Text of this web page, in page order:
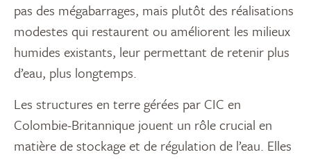
pas des mégabarrages, mais plutôt des réalisations
modestes qui restaurent ou améliorent les milieux
humides existants, leur permettant de retenir plus
d’eau, plus longtemps.
Les structures en terre gérées par CIC en
Colombie-Britannique jouent un rôle crucial en
matière de stockage et de régulation de l’eau. Elles